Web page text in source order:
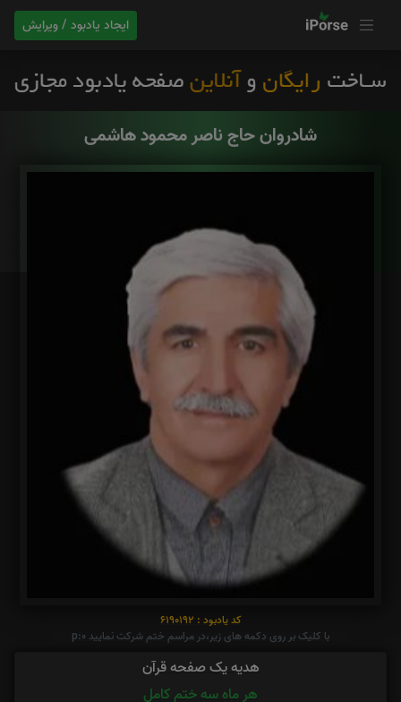
ایجاد یادبود / ویرایش
شادروان حاج ناصر محمود هاشمی
کد یادبود : 6190192
با کلیک بر روی دکمه های زیر،در مراسم ختم شرکت نمایید p:0
هدیه یک صفحه قرآن
هر ماه سه ختم کامل